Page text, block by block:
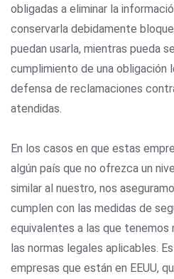
obligadas a eliminar la
conservarla debidamente
puedan usarla, mientras pueda
cumplimiento de una obligación
defensa de reclamaciones
atendidas.
En los casos en que estas
algún país que no ofrezca un
similar al nuestro, nos
cumplen con las medidas de
equivalentes a las que
las normas legales aplicables.
empresas que están en EEUU,